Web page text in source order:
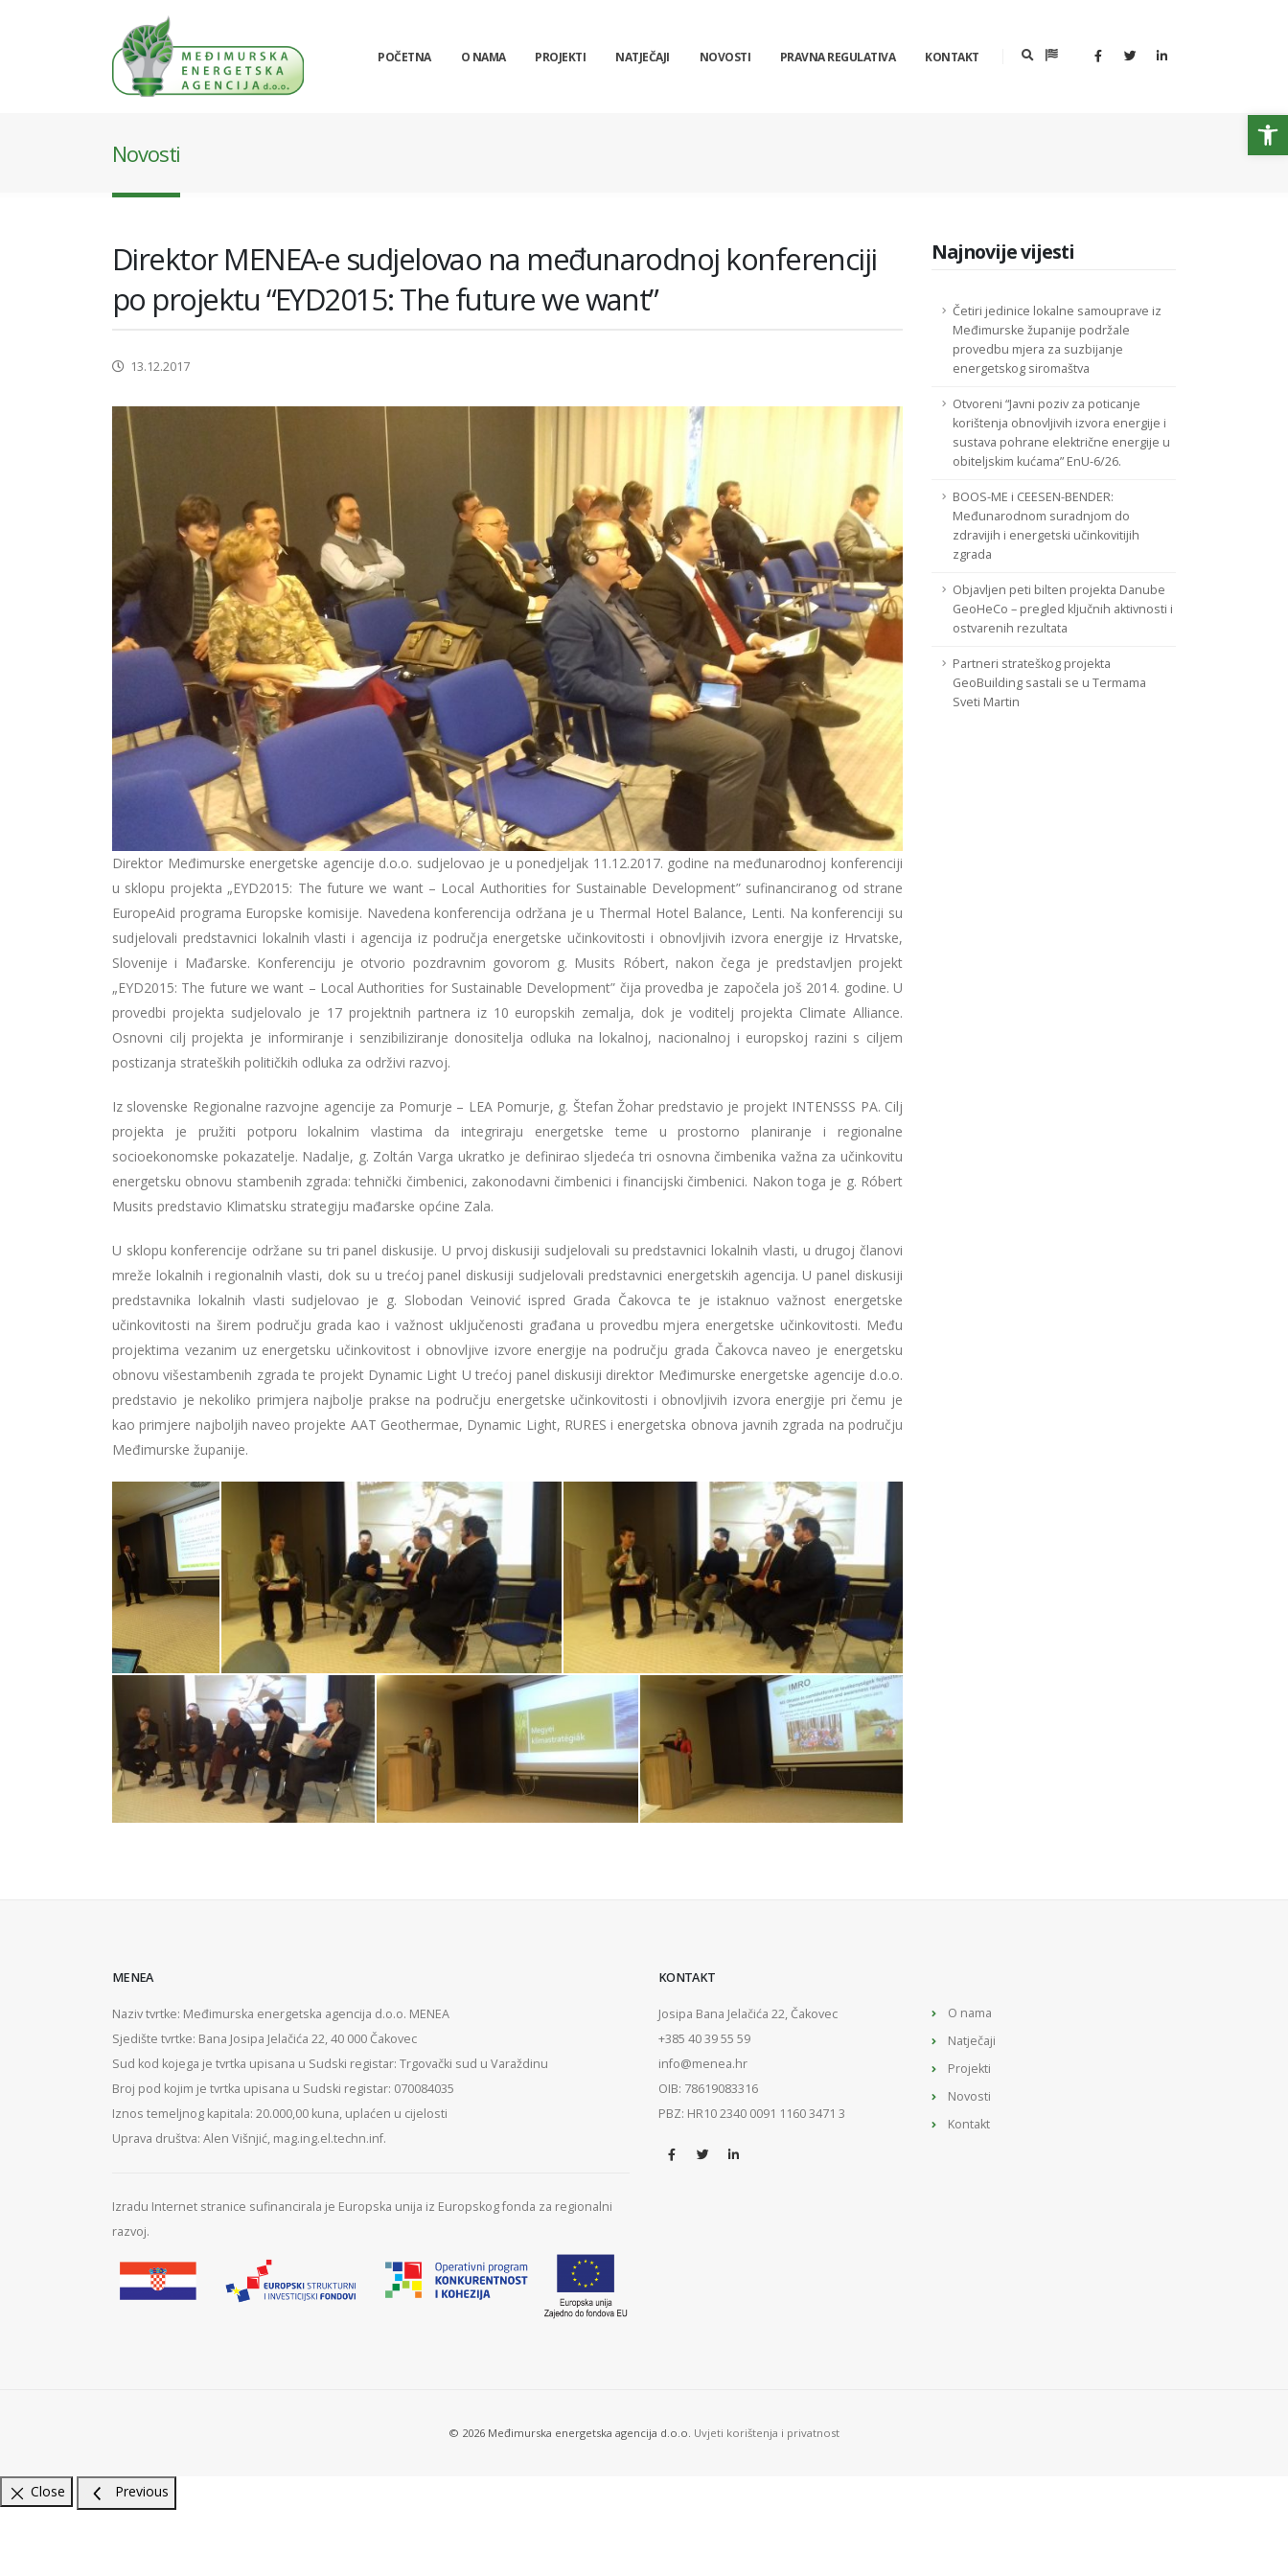
POČETNA O NAMA PROJEKTI NATJEČAJI NOVOSTI PRAVNA REGULATIVA KONTAKT
Novosti
Direktor MENEA-e sudjelovao na međunarodnoj konferenciji
po projektu “EYD2015: The future we want”
13.12.2017
Direktor Međimurske energetske agencije d.o.o. sudjelovao je u ponedjeljak 11.12.2017. godine na međunarodnoj konferenciji
u sklopu projekta „EYD2015: The future we want – Local Authorities for Sustainable Development” sufinanciranog od strane
EuropeAid programa Europske komisije. Navedena konferencija održana je u Thermal Hotel Balance, Lenti. Na konferenciji su
sudjelovali predstavnici lokalnih vlasti i agencija iz područja energetske učinkovitosti i obnovljivih izvora energije iz Hrvatske,
Slovenije i Mađarske. Konferenciju je otvorio pozdravnim govorom g. Musits Róbert, nakon čega je predstavljen projekt
„EYD2015: The future we want – Local Authorities for Sustainable Development” čija provedba je započela još 2014. godine. U
provedbi projekta sudjelovalo je 17 projektnih partnera iz 10 europskih zemalja, dok je voditelj projekta Climate Alliance.
Osnovni cilj projekta je informiranje i senzibiliziranje donositelja odluka na lokalnoj, nacionalnoj i europskoj razini s ciljem
postizanja strateških političkih odluka za održivi razvoj.
Iz slovenske Regionalne razvojne agencije za Pomurje – LEA Pomurje, g. Štefan Žohar predstavio je projekt INTENSSS PA. Cilj
projekta je pružiti potporu lokalnim vlastima da integriraju energetske teme u prostorno planiranje i regionalne
socioekonomske pokazatelje. Nadalje, g. Zoltán Varga ukratko je definirao sljedeća tri osnovna čimbenika važna za učinkovitu
energetsku obnovu stambenih zgrada: tehnički čimbenici, zakonodavni čimbenici i financijski čimbenici. Nakon toga je g. Róbert
Musits predstavio Klimatsku strategiju mađarske općine Zala.
U sklopu konferencije održane su tri panel diskusije. U prvoj diskusiji sudjelovali su predstavnici lokalnih vlasti, u drugoj članovi
mreže lokalnih i regionalnih vlasti, dok su u trećoj panel diskusiji sudjelovali predstavnici energetskih agencija. U panel diskusiji
predstavnika lokalnih vlasti sudjelovao je g. Slobodan Veinović ispred Grada Čakovca te je istaknuo važnost energetske
učinkovitosti na širem području grada kao i važnost uključenosti građana u provedbu mjera energetske učinkovitosti. Među
projektima vezanim uz energetsku učinkovitost i obnovljive izvore energije na području grada Čakovca naveo je energetsku
obnovu višestambenih zgrada te projekt Dynamic Light U trećoj panel diskusiji direktor Međimurske energetske agencije d.o.o.
predstavio je nekoliko primjera najbolje prakse na području energetske učinkovitosti i obnovljivih izvora energije pri čemu je
kao primjere najboljih naveo projekte AAT Geothermae, Dynamic Light, RURES i energetska obnova javnih zgrada na području
Međimurske županije.
Najnovije vijesti
Četiri jedinice lokalne samouprave iz
Međimurske županije podržale
provedbu mjera za suzbijanje
energetskog siromaštva
Otvoreni “Javni poziv za poticanje
korištenja obnovljivih izvora energije i
sustava pohrane električne energije u
obiteljskim kućama” EnU-6/26.
BOOS-ME i CEESEN-BENDER:
Međunarodnom suradnjom do
zdravijih i energetski učinkovitijih
zgrada
Objavljen peti bilten projekta Danube
GeoHeCo – pregled ključnih aktivnosti i
ostvarenih rezultata
Partneri strateškog projekta
GeoBuilding sastali se u Termama
Sveti Martin
MENEA
Naziv tvrtke: Međimurska energetska agencija d.o.o. MENEA
Sjedište tvrtke: Bana Josipa Jelačića 22, 40 000 Čakovec
Sud kod kojega je tvrtka upisana u Sudski registar: Trgovački sud u Varaždinu
Broj pod kojim je tvrtka upisana u Sudski registar: 070084035
Iznos temeljnog kapitala: 20.000,00 kuna, uplaćen u cijelosti
Uprava društva: Alen Višnjić, mag.ing.el.techn.inf.
Izradu Internet stranice sufinancirala je Europska unija iz Europskog fonda za regionalni
razvoj.
KONTAKT
Josipa Bana Jelačića 22, Čakovec
+385 40 39 55 59
info@menea.hr
OIB: 78619083316
PBZ: HR10 2340 0091 1160 3471 3
O nama
Natječaji
Projekti
Novosti
Kontakt
© 2026 Međimurska energetska agencija d.o.o. Uvjeti korištenja i privatnost
Close Previous